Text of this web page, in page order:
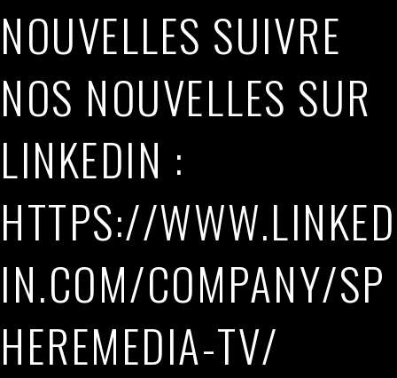
NOUVELLES SUIVRE
NOS NOUVELLES SUR
LINKEDIN :
HTTPS://WWW.LINKED
IN.COM/COMPANY/SP
HEREMEDIA-TV/